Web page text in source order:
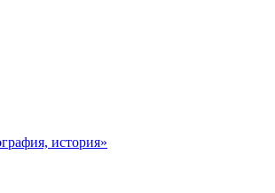
история»